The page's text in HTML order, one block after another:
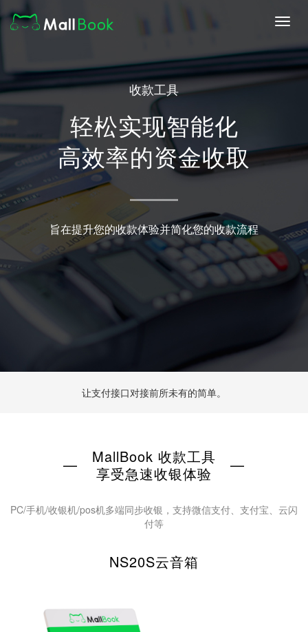
收款工具
轻松实现智能化
高效率的资金收取
旨在提升您的收款体验并简化您的收款流程
让支付接口对接前所未有的简单。
— MallBook 收款工具
享受急速收银体验
—
PC/手机/收银机/pos机多端同步收银，支持微信支付、支付宝、云闪
付等
NS20S云音箱